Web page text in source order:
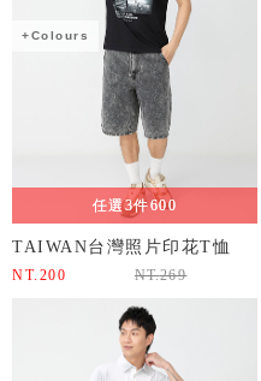
+Colours
任選3件600
TAIWAN台灣照片印花T恤
NT. 200 NT.269